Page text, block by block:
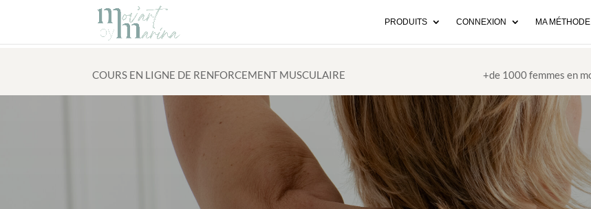
PRODUITS CONNEXION MA MÉTHODE
COURS EN LIGNE DE RENFORCEMENT MUSCULAIRE +de 1000 femmes en